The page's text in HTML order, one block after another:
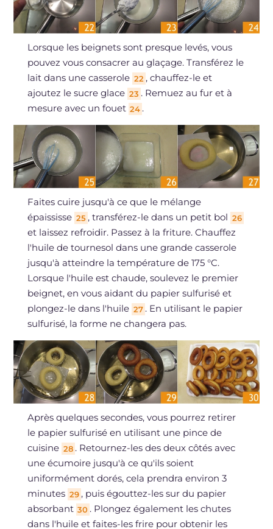
Lorsque les beignets sont presque levés, vous
pouvez vous consacrer au glaçage. Transférez le
lait dans une casserole 22 , chauffez-le et
ajoutez le sucre glace 23 . Remuez au fur et à
mesure avec un fouet 24 .
Faites cuire jusqu'à ce que le mélange
épaississe 25 , transférez-le dans un petit bol 26
et laissez refroidir. Passez à la friture. Chauffez
l'huile de tournesol dans une grande casserole
jusqu'à atteindre la température de 175 °C.
Lorsque l'huile est chaude, soulevez le premier
beignet, en vous aidant du papier sulfurisé et
plongez-le dans l'huile 27 . En utilisant le papier
sulfurisé, la forme ne changera pas.
Après quelques secondes, vous pourrez retirer
le papier sulfurisé en utilisant une pince de
cuisine 28 . Retournez-les des deux côtés avec
une écumoire jusqu'à ce qu'ils soient
uniformément dorés, cela prendra environ 3
minutes 29 , puis égouttez-les sur du papier
absorbant 30 . Plongez également les chutes
dans l'huile et faites-les frire pour obtenir les